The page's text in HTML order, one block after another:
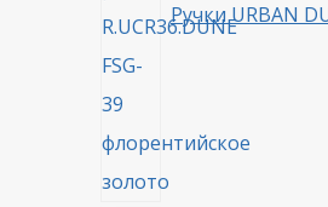
Ручки URBAN